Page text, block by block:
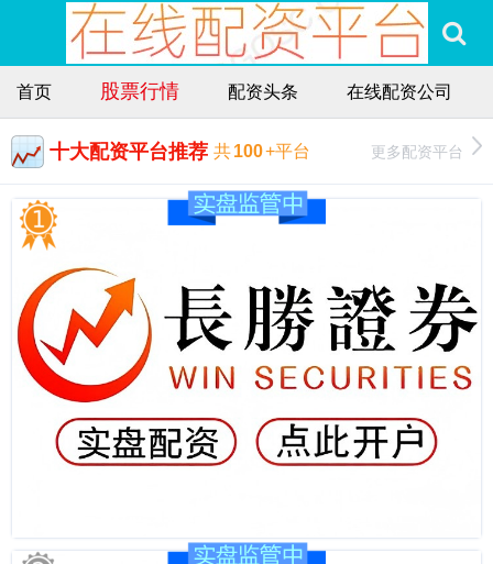
首页 股票行情 配资头条 在线配资公司
十大配资平台推荐 共100+平台 更多配资平台